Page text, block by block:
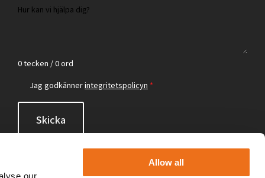
Allow all
0 tecken / 0 ord
Jag godkännerintegritetspolicyn *
Skicka